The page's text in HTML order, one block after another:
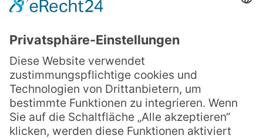
Scharff BBQ
Kleinanzeigen
ÜBER UNS
Über uns
Historie